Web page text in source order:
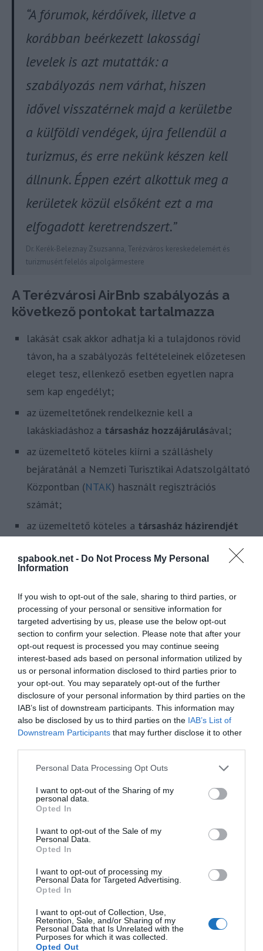
spabook.net - Do Not Process My Personal
Information
If you wish to opt-out of the sale, sharing to third parties, or
processing of your personal or sensitive information for
targeted advertising by us, please use the below opt-out
section to confirm your selection. Please note that after your
opt-out request is processed you may continue seeing
interest-based ads based on personal information utilized by
us or personal information disclosed to third parties prior to
your opt-out. You may separately opt-out of the further
disclosure of your personal information by third parties on the
IAB’s list of downstream participants. This information may
also be disclosed by us to third parties on the IAB’s List of
Downstream Participants that may further disclose it to other
Please note that this website/app uses one or more Google
not limited to your visit or usage behaviour. You may click to
grant or deny consent to Google and its third-party tags to
use your data for below specified purposes in below Google
consent section.
Personal Data Processing Opt Outs
I want to opt-out of the Sharing of my
personal data.
Opted In
I want to opt-out of the Sale of my
Personal Data.
Opted In
I want to opt-out of processing my
Personal Data for Targeted Advertising.
Opted In
I want to opt-out of Collection, Use,
Retention, Sale, and/or Sharing of my
Personal Data that Is Unrelated with the
Purposes for which it was collected.
Opted Out
“A fórumok, kérdőívek, illetve a
korábban beérkezett lakossági
levelek is azt mutatták: a
szabályozás nem várhat, hiszen
idővel visszatérnek majd a kerületbe
a külföldi vendégek, újra fellendül a
turizmus, és erre nekünk készen kell
állnunk. Éppen ezért alkottuk meg a
kerületek közül elsőként ezt a ma
elfogadott keretrendszert.”
Dr. Kerék-Beleznay Zsuzsanna, Terézváros kereskedelemért és
turizmusért felelős alpolgármestere
A Terézvárosi AirBnb szabályozás a
következő pontokat tartalmazza
lakását csak akkor adhatja ki a tulajdonos rövid
távon, ha a szabályozás feltételeinek előzetesen
eleget tesz, ellenkező esetben egyetlen napra
sem kap engedélyt;
az üzemeltetőnek rendelkeznie kell a
lakáskiadáshoz a társasház hozzájárulásával;
az üzemeltető köteles kiírni a szálláshely
bejáratánál a Nemzeti Turisztikai Adatszolgáltató
Központban (NTAK) használt regisztrációs
számát;
az üzemeltető köteles a társasház házirendjét
az üzemeltető köteles 24 órás rendelkezésre
vagy megbízottjának telefonszámát közzétenni
a szálláshely bejáratánál.
Azoknak, akik ilyen, rövid távú lakáskiadás
formájában szeretnék hasznosítani lakásukat, a
társasház engedélyén és a szálláshely bejegyzésén
túlmenően gondoskodniuk kell folyamatosan, 0-24
órában elérhető diszpécserszolgálatról és
házirendről – áll a várhatóan hamarosan életbe lépő
Airbnb szabályozás tervezetében. Ez az a pont, ami
illetve leleményes vállalkozók számára üzleti
lehetőséget jelenthet.
A konkrét pontokat látva, azt kell, hogy mondjam, a
témában korábban közzétett írásom értő fülekre
talált az éterben, de legalábbis hasonló irányban
AirBnb szabályozás ötlete még 2020-ban először
felmerült, azonnal reagáltam rá turizmus szakmai
oldalról részletesvéleménycikkformájában: